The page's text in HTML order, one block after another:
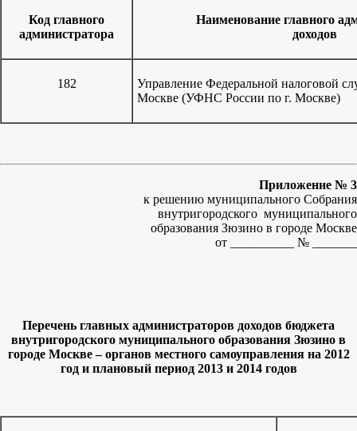
Код главного
администратора
Наименование главного
доходов
182
Управление Федеральной налоговой
Москве (УФНС России по г. Москве)
Приложение № 3
к решению муниципального Собрания
внутригородского муниципального
образования Зюзино в городе Москве
от __________ № _______
Перечень главных администраторов доходов бюджета
внутригородского муниципального образования Зюзино в
городе Москве – органов местного самоуправления на 2012
год и плановый период 2013 и 2014 годов